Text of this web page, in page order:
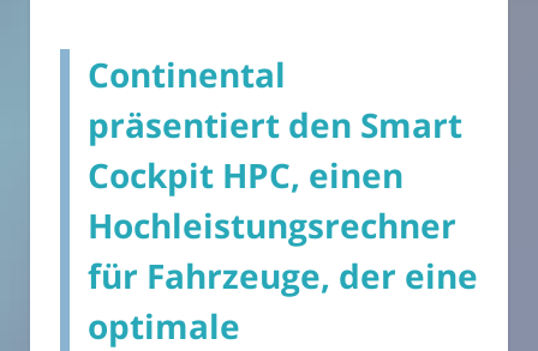
Continental
präsentiert den Smart
Cockpit HPC, einen
Hochleistungsrechner
für Fahrzeuge, der eine
optimale